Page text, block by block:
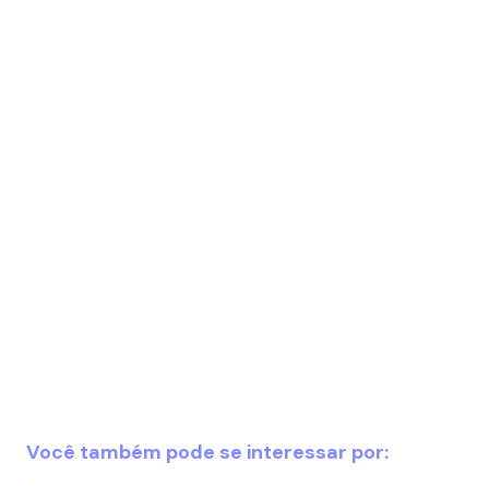
Você também pode se interessar por: